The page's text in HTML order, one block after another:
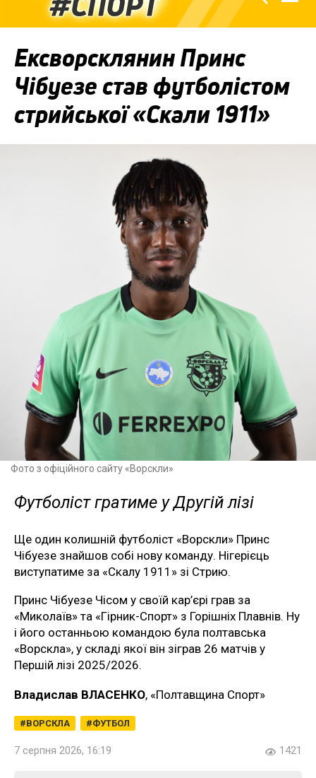
Ексворсклянин Принс
Чібуезе став футболістом
стрийської «Скали 1911»
Фото з офіційного сайту «Ворскли»
Футболіст гратиме у Другій лізі
Ще один колишній футболіст «Ворскли» Принс
Чібуезе знайшов собі нову команду. Нігерієць
виступатиме за «Скалу 1911» зі Стрию.
Принс Чібуезе Чісом у своїй кар’єрі грав за
«Миколаїв» та «Гірник-Спорт» з Горішніх Плавнів. Ну
і його останньою командою була полтавська
«Ворскла», у складі якої він зіграв 26 матчів у
Першій лізі 2025/2026.
Владислав ВЛАСЕНКО, «Полтавщина Спорт»
ВОРСКЛА ФУТБОЛ
7 серпня 2026, 16:19 1421